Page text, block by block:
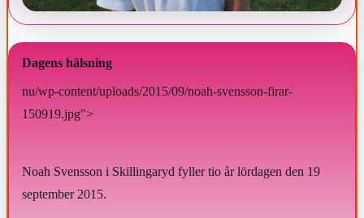
Dagens hälsning
nu/wp-content/uploads/2015/09/noah-svensson-firar-
150919.jpg">
Noah Svensson i Skillingaryd fyller tio år lördagen den 19
september 2015.